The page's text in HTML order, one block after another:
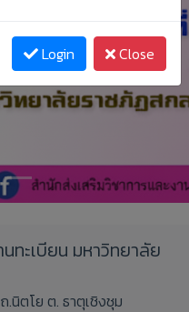
Login Close Next
ทะเบียน มหาวิทยาลัย
.นิตโย ต. ธาตุเชิงชุม